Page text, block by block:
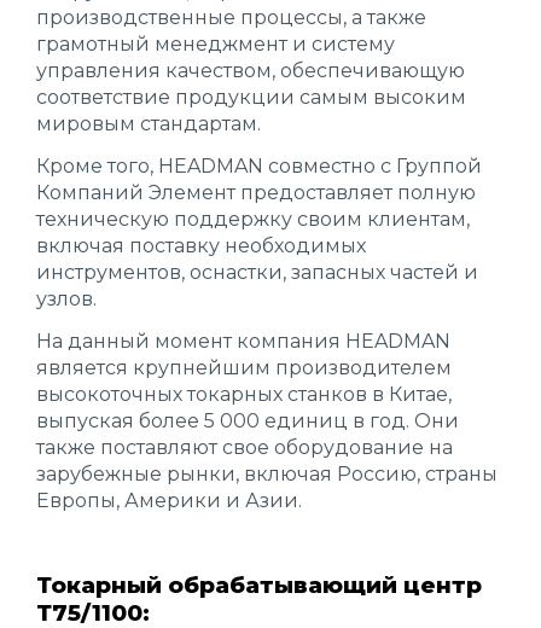
производственные процессы, а также
грамотный менеджмент и систему
управления качеством, обеспечивающую
соответствие продукции самым высоким
мировым стандартам.
Кроме того, HEADMAN совместно с Группой
Компаний Элемент предоставляет полную
техническую поддержку своим клиентам,
включая поставку необходимых
инструментов, оснастки, запасных частей и
узлов.
На данный момент компания HEADMAN
является крупнейшим производителем
высокоточных токарных станков в Китае,
выпуская более 5 000 единиц в год. Они
также поставляют свое оборудование на
зарубежные рынки, включая Россию, страны
Европы, Америки и Азии.
Токарный обрабатывающий центр
Т75/1100: